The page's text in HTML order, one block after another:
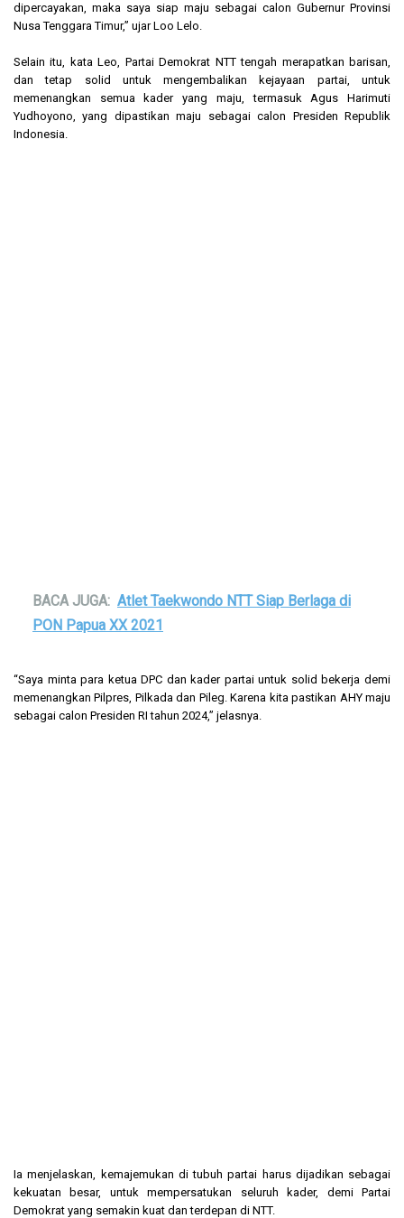
dipercayakan, maka saya siap maju sebagai calon Gubernur Provinsi
Nusa Tenggara Timur,” ujar Loo Lelo.
Selain itu, kata Leo, Partai Demokrat NTT tengah merapatkan barisan,
dan tetap solid untuk mengembalikan kejayaan partai, untuk
memenangkan semua kader yang maju, termasuk Agus Harimuti
Yudhoyono, yang dipastikan maju sebagai calon Presiden Republik
Indonesia.
BACA JUGA: Atlet Taekwondo NTT Siap Berlaga di
PON Papua XX 2021
“Saya minta para ketua DPC dan kader partai untuk solid bekerja demi
memenangkan Pilpres, Pilkada dan Pileg. Karena kita pastikan AHY maju
sebagai calon Presiden RI tahun 2024,” jelasnya.
Ia menjelaskan, kemajemukan di tubuh partai harus dijadikan sebagai
kekuatan besar, untuk mempersatukan seluruh kader, demi Partai
Demokrat yang semakin kuat dan terdepan di NTT.